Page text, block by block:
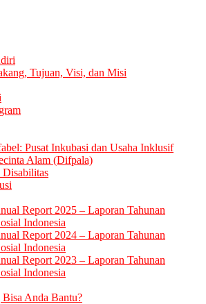
Tujuan, Visi, dan Misi
Pusat Inkubasi dan Usaha Inklusif
Alam (Difpala)
Disabilitas
Report 2025 – Laporan Tahunan
Indonesia
Report 2024 – Laporan Tahunan
Indonesia
Report 2023 – Laporan Tahunan
Indonesia
Anda Bantu?